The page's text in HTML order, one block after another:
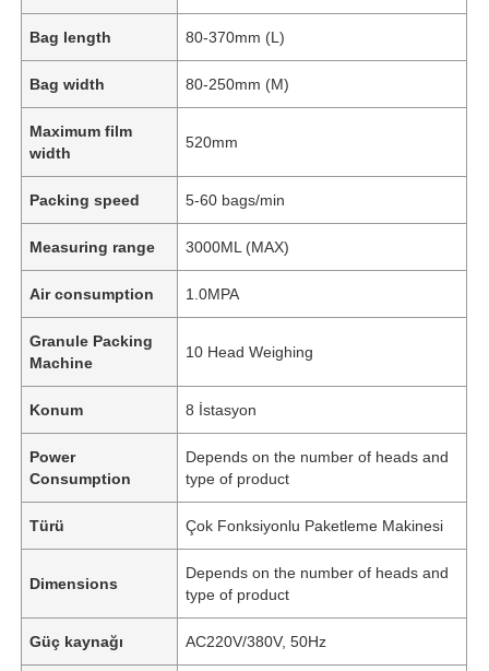
Bag length 80-370mm (L)
Bag width 80-250mm (M)
Maximum film
width
520mm
Packing speed 5-60 bags/min
Measuring range 3000ML (MAX)
Air consumption 1.0MPA
Granule Packing
Machine
10 Head Weighing
Konum 8 İstasyon
Power
Consumption
Depends on the number of heads and
type of product
Türü Çok Fonksiyonlu Paketleme Makinesi
Dimensions
Depends on the number of heads and
type of product
Güç kaynağı AC220V/380V, 50Hz